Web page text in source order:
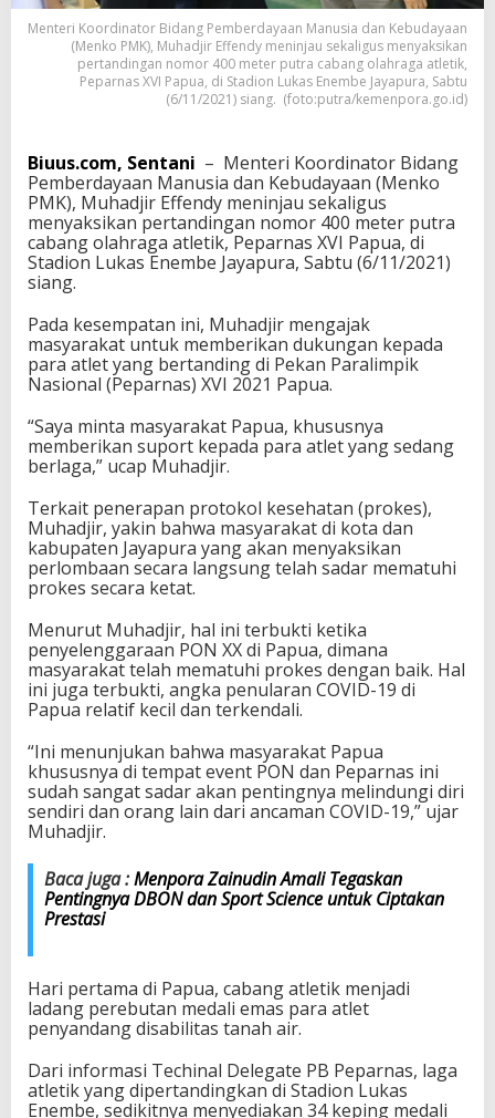
u
a
D
u
k
u
P
e
p
a
r
n
X
V
I
P
p
u
Menteri Koordinator Bidang Pemberdayaan Manusia dan Kebudayaan
(Menko PMK), Muhadjir Effendy meninjau sekaligus menyaksikan
pertandingan nomor 400 meter putra cabang olahraga atletik,
Peparnas XVI Papua, di Stadion Lukas Enembe Jayapura, Sabtu
(6/11/2021) siang. (foto:putra/kemenpora.go.id)
Biuus.com, Sentani – Menteri Koordinator Bidang
Pemberdayaan Manusia dan Kebudayaan (Menko
PMK), Muhadjir Effendy meninjau sekaligus
menyaksikan pertandingan nomor 400 meter putra
cabang olahraga atletik, Peparnas XVI Papua, di
Stadion Lukas Enembe Jayapura, Sabtu (6/11/2021)
siang.
Pada kesempatan ini, Muhadjir mengajak
masyarakat untuk memberikan dukungan kepada
para atlet yang bertanding di Pekan Paralimpik
Nasional (Peparnas) XVI 2021 Papua.
“Saya minta masyarakat Papua, khususnya
memberikan suport kepada para atlet yang sedang
berlaga,” ucap Muhadjir.
Terkait penerapan protokol kesehatan (prokes),
Muhadjir, yakin bahwa masyarakat di kota dan
kabupaten Jayapura yang akan menyaksikan
perlombaan secara langsung telah sadar mematuhi
prokes secara ketat.
Menurut Muhadjir, hal ini terbukti ketika
penyelenggaraan PON XX di Papua, dimana
masyarakat telah mematuhi prokes dengan baik. Hal
ini juga terbukti, angka penularan COVID-19 di
Papua relatif kecil dan terkendali.
“Ini menunjukan bahwa masyarakat Papua
khususnya di tempat event PON dan Peparnas ini
sudah sangat sadar akan pentingnya melindungi diri
sendiri dan orang lain dari ancaman COVID-19,” ujar
Muhadjir.
Baca juga :Menpora Zainudin Amali Tegaskan
Pentingnya DBON dan Sport Science untuk Ciptakan
Prestasi
Hari pertama di Papua, cabang atletik menjadi
ladang perebutan medali emas para atlet
penyandang disabilitas tanah air.
Dari informasi Techinal Delegate PB Peparnas, laga
atletik yang dipertandingkan di Stadion Lukas
Enembe, sedikitnya menyediakan 34 keping medali